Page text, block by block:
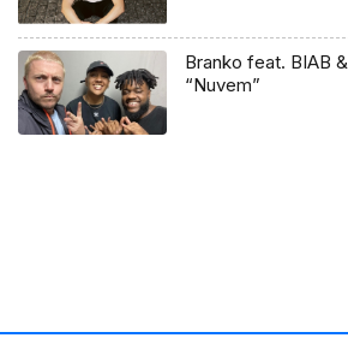
Branko feat. BIAB
“Nuvem”